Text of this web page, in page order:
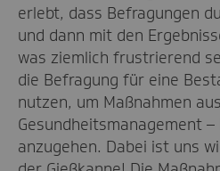
erlebt, dass Befragungen
und dann mit den
was ziemlich frustrierend
die Befragung für eine
nutzen, um Maßnahmen
Gesundheitsmanagement
anzugehen. Dabei ist uns